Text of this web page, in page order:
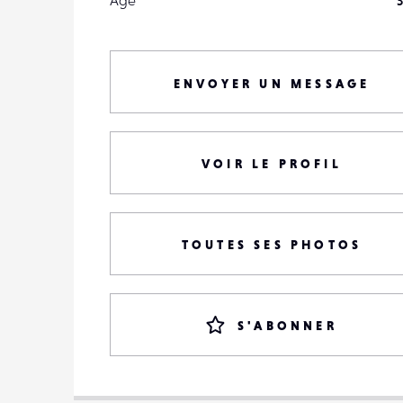
ENVOYER UN MESSAGE
VOIR LE PROFIL
TOUTES SES PHOTOS
S'ABONNER